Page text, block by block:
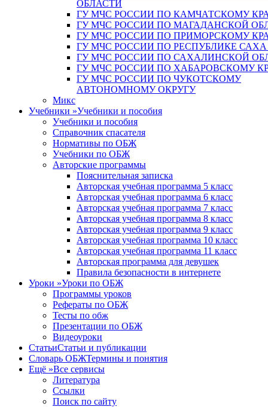
ОБЛАСТИ
ГУ МЧС РОССИИ ПО КАМЧАТСКОМУ
ГУ МЧС РОССИИ ПО МАГАДАНСКОЙ
ГУ МЧС РОССИИ ПО ПРИМОРСКОМУ
ГУ МЧС РОССИИ ПО РЕСПУБЛИКЕ
ГУ МЧС РОССИИ ПО САХАЛИНСКОЙ
ГУ МЧС РОССИИ ПО ХАБАРОВСКОМУ
ГУ МЧС РОССИИ ПО ЧУКОТСКОМУ
АВТОНОМНОМУ ОКРУГУ
Микс
Учебники »Учебники и пособия
Учебники и пособия
Справочник спасателя
Нормативы по ОБЖ
Учебники по ОБЖ
Авторские программы
Пояснительная записка
Авторская учебная программа 5 класс
Авторская учебная программа 6 класс
Авторская учебная программа 7 класс
Авторская учебная программа 8 класс
Авторская учебная программа 9 класс
Авторская учебная программа 10 класс
Авторская учебная программа 11 класс
Авторская программа для девушек
Правила безопасности в интернете
Уроки »Уроки по ОБЖ
Программы уроков
Рефераты по ОБЖ
Тесты по обж
Презентации по ОБЖ
Видеоуроки
СтатьиСтатьи и публикации
Словарь ОБЖТермины и понятия
Ещё »Все сервисы
Литература
Ссылки
Поиск по сайту